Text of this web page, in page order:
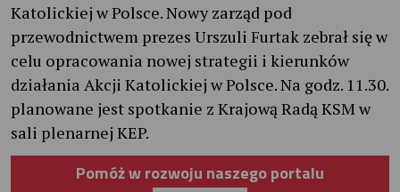
Katolickiej w Polsce. Nowy zarząd pod
przewodnictwem prezes Urszuli Furtak zebrał się w
celu opracowania nowej strategii i kierunków
działania Akcji Katolickiej w Polsce. Na godz. 11.30.
planowane jest spotkanie z Krajową Radą KSM w
sali plenarnej KEP.
Pomóż w rozwoju naszego portalu